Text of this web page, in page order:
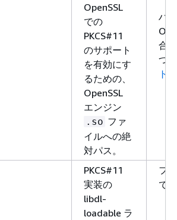
OpenSSL
での
PKCS#11
のサポート
を有効にす
るための、
OpenSSL
エンジン
.so ファ
イルへの絶
対パス。
ハ
合
つ
ト
PKCS#11
実装の
libdl-
loadable ラ
フ
で